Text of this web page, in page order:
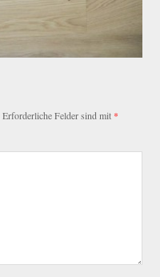
Erforderliche Felder sind mit *